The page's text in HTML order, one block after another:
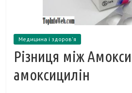
Медицина і здоров'я
Різниця між
амоксицилін